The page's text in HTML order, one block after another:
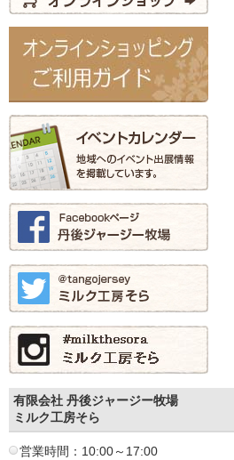
有限会社 丹後ジャージー牧場
ミルク工房そら
営業時間：10:00～17:00